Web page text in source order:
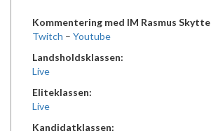
Kommentering med IM Rasmus Skytte
Twitch – Youtube
Landsholdsklassen:
Live
Eliteklassen:
Live
Kandidatklassen: